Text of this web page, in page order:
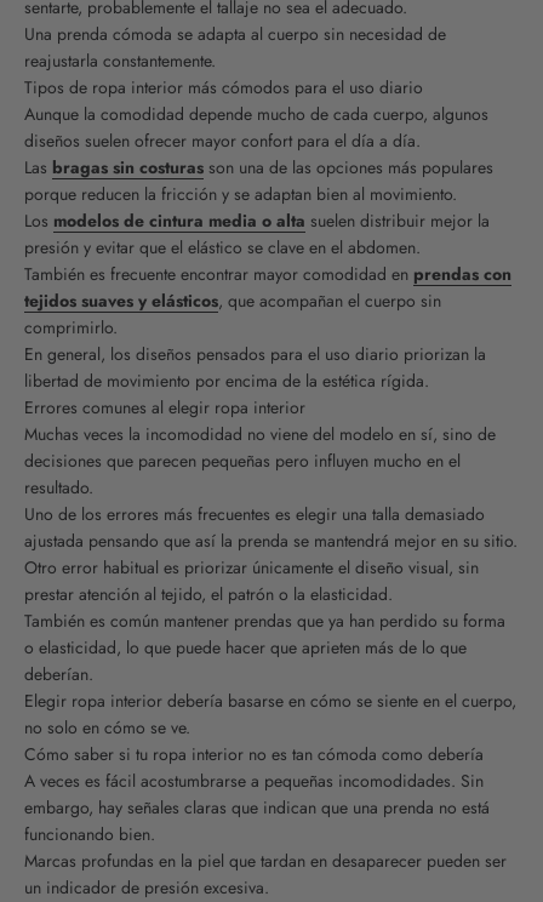
sentarte, probablemente el tallaje no sea el adecuado.
Una prenda cómoda se adapta al cuerpo sin necesidad de
reajustarla constantemente.
Tipos de ropa interior más cómodos para el uso diario
Aunque la comodidad depende mucho de cada cuerpo, algunos
diseños suelen ofrecer mayor confort para el día a día.
Las bragas sin costuras son una de las opciones más populares
porque reducen la fricción y se adaptan bien al movimiento.
Los modelos de cintura media o alta suelen distribuir mejor la
presión y evitar que el elástico se clave en el abdomen.
También es frecuente encontrar mayor comodidad en prendas con
tejidos suaves y elásticos, que acompañan el cuerpo sin
comprimirlo.
En general, los diseños pensados para el uso diario priorizan la
libertad de movimiento por encima de la estética rígida.
Errores comunes al elegir ropa interior
Muchas veces la incomodidad no viene del modelo en sí, sino de
decisiones que parecen pequeñas pero influyen mucho en el
resultado.
Uno de los errores más frecuentes es elegir una talla demasiado
ajustada pensando que así la prenda se mantendrá mejor en su sitio.
Otro error habitual es priorizar únicamente el diseño visual, sin
prestar atención al tejido, el patrón o la elasticidad.
También es común mantener prendas que ya han perdido su forma
o elasticidad, lo que puede hacer que aprieten más de lo que
deberían.
Elegir ropa interior debería basarse en cómo se siente en el cuerpo,
no solo en cómo se ve.
Cómo saber si tu ropa interior no es tan cómoda como debería
A veces es fácil acostumbrarse a pequeñas incomodidades. Sin
embargo, hay señales claras que indican que una prenda no está
funcionando bien.
Marcas profundas en la piel que tardan en desaparecer pueden ser
un indicador de presión excesiva.